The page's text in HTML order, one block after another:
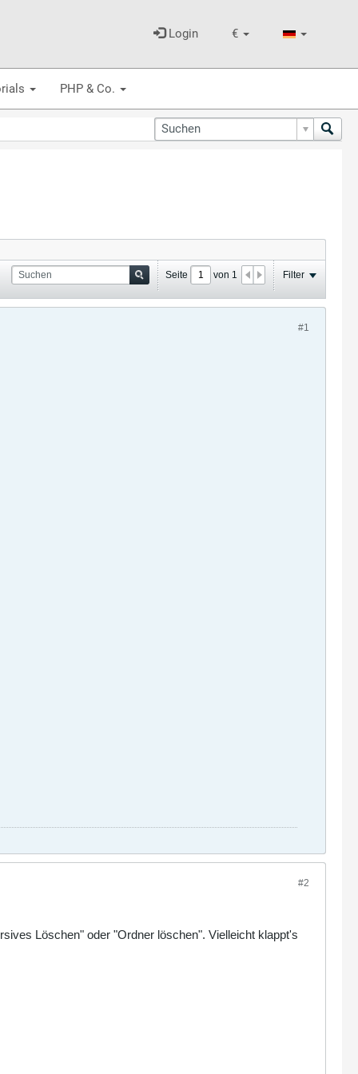
€
Login
PHP & Co.
Seite von 1 Filter
#1
#2
Löschen" oder "Ordner löschen". Vielleicht klappt's